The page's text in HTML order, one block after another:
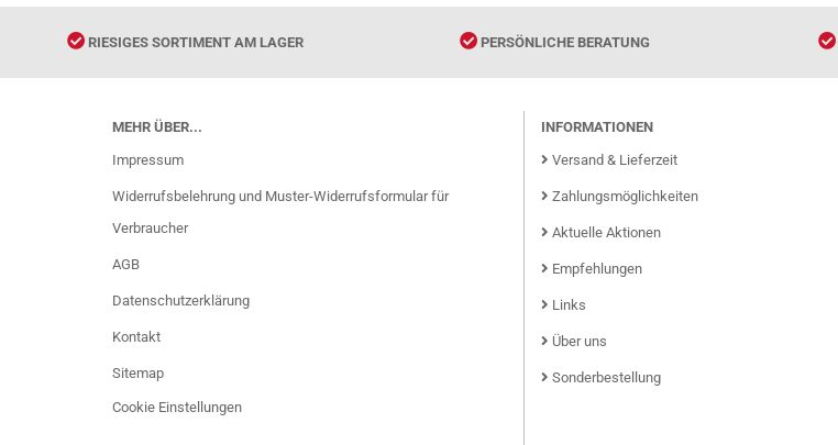
RIESIGES SORTIMENT AM LAGER PERSÖNLICHE BERATUNG
MEHR ÜBER...
Impressum
Widerrufsbelehrung und Muster-Widerrufsformular für
Verbraucher
AGB
Datenschutzerklärung
Kontakt
Sitemap
Cookie Einstellungen
INFORMATIONEN
Versand & Lieferzeit
Zahlungsmöglichkeiten
Aktuelle Aktionen
Empfehlungen
Links
Über uns
Sonderbestellung